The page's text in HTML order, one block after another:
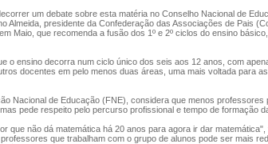
um debate sobre esta matéria no Conselho Nacional de
Almeida, presidente da Confederação das Associações de Pais
Maio, que recomenda a fusão dos 1º e 2º ciclos do ensino
o ensino decorra num ciclo único dos seis aos 12 anos, com
docentes em pelo menos duas áreas, uma mais voltada para
Nacional de Educação (FNE), considera que menos professores
pede respeito pelo percurso profissional e tempo de formação
que não dá matemática há 20 anos para agora ir dar matemática",
que trabalham com o grupo de alunos pode ser mais